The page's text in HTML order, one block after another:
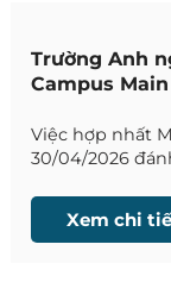
Trường Anh
Campus
Việc hợp nhất
30/04/2026
Xem chi